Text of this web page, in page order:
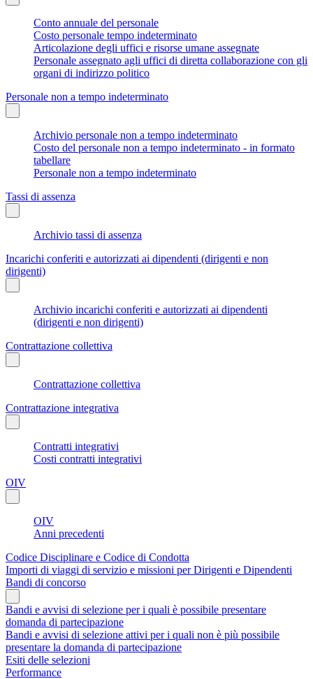
Conto annuale del personale
Costo personale tempo indeterminato
Articolazione degli uffici e risorse umane assegnate
Personale assegnato agli uffici di diretta collaborazione con gli
organi di indirizzo politico
Personale non a tempo indeterminato
Archivio personale non a tempo indeterminato
Costo del personale non a tempo indeterminato - in formato
tabellare
Personale non a tempo indeterminato
Tassi di assenza
Archivio tassi di assenza
Incarichi conferiti e autorizzati ai dipendenti (dirigenti e non
dirigenti)
Archivio incarichi conferiti e autorizzati ai dipendenti
(dirigenti e non dirigenti)
Contrattazione collettiva
Contrattazione collettiva
Contrattazione integrativa
Contratti integrativi
Costi contratti integrativi
OIV
OIV
Anni precedenti
Codice Disciplinare e Codice di Condotta
Importi di viaggi di servizio e missioni per Dirigenti e Dipendenti
Bandi di concorso
Bandi e avvisi di selezione per i quali è possibile presentare
domanda di partecipazione
Bandi e avvisi di selezione attivi per i quali non è più possibile
presentare la domanda di partecipazione
Esiti delle selezioni
Performance